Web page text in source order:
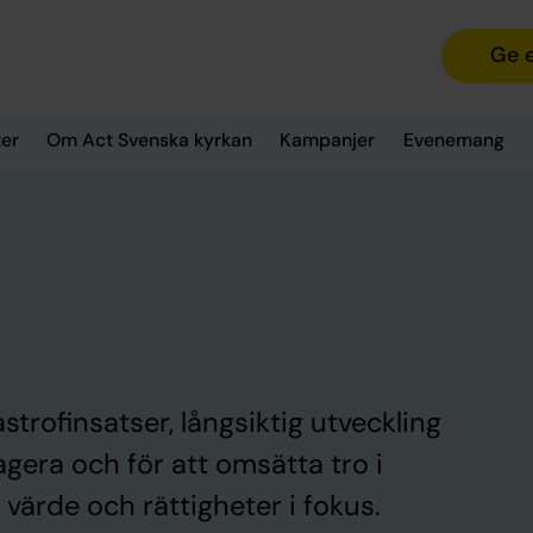
Ge
Om Act Svenska kyrkan Kampanjer Evenemang
långsiktig utveckling
och för att omsätta tro i
och rättigheter i fokus.